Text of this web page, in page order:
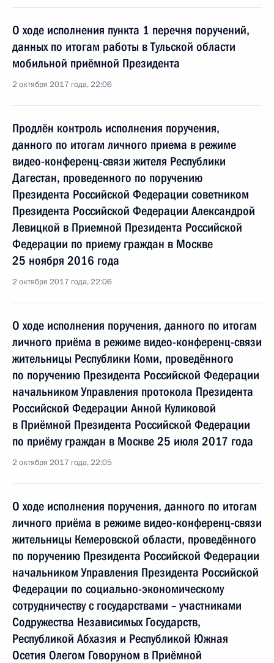
О ходе исполнения пункта 1 перечня поручений,
данных по итогам работы в Тульской области
мобильной приёмной Президента
2 октября 2017 года, 22:06
Продлён контроль исполнения поручения,
данного по итогам личного приема в режиме
видео-конференц-связи жителя Республики
Дагестан, проведенного по поручению
Президента Российской Федерации советником
Президента Российской Федерации Александрой
Левицкой в Приемной Президента Российской
Федерации по приему граждан в Москве
25 ноября 2016 года
2 октября 2017 года, 22:06
О ходе исполнения поручения, данного по итогам
личного приёма в режиме видео-конференц-связи
жительницы Республики Коми, проведённого
по поручению Президента Российской Федерации
начальником Управления протокола Президента
Российской Федерации Анной Куликовой
в Приёмной Президента Российской Федерации
по приёму граждан в Москве 25 июля 2017 года
2 октября 2017 года, 22:05
О ходе исполнения поручения, данного по итогам
личного приёма в режиме видео-конференц-связи
жительницы Кемеровской области, проведённого
по поручению Президента Российской Федерации
начальником Управления Президента Российской
Федерации по социально-экономическому
сотрудничеству с государствами – участниками
Содружества Независимых Государств,
Республикой Абхазия и Республикой Южная
Осетия Олегом Говоруном в Приёмной